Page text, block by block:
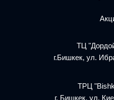
ТЦ
г.Бишкек, ул.
ТРЦ
г. Бишкек, ул.